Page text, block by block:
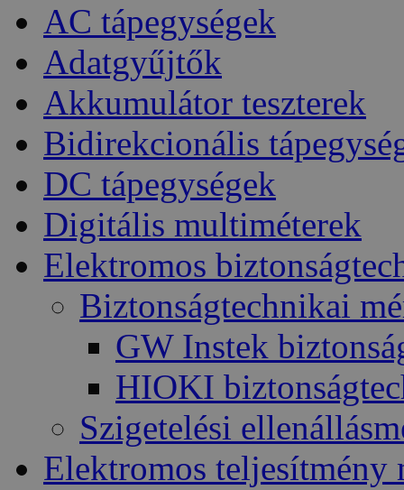
AC tápegységek
Adatgyűjtők
Akkumulátor teszterek
Bidirekcionális
DC tápegységek
Digitális multiméterek
Elektromos
Biztonságtechnikai
GW Instek
HIOKI
Szigetelési
Elektromos teljesítmény